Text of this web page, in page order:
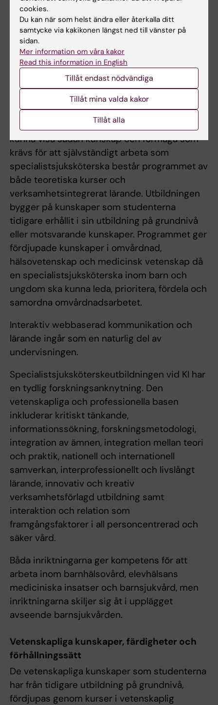
Innehåll och upplägg
Programmet omfattar totalt 60 högskolepoäng
(hp) varav kurser i huvudområdet omvårdnad
utgör huvuddelen. Huvudområdet omvårdnad
utgår från en humanistisk värdegrund och etik
för vårdande och tar sin utgångspunkt i
människans upplevelser, reaktioner och behov
i sin livssituation.
För att studenten efter utbildningen ska
kunna visa sådan kunskap och förmåga som
krävs för att självständigt arbeta som
specialistsjuksköterska består programmet av
både teoretiska kurser och
verksamhetsintegrerat lärande. Utbildningen
bygger på kunskaper som studenterna
tidigare erhållit i sin utbildning på grundnivå
eller motsvarande kunskaper. Programmet ger
fördjupade kunskaper i omvårdnad,
hälsovetenskap och medicinsk vetenskap då
en specialistsjuksköterska inom barn och
ungdom ska kunna leda, prioritera, fördela och
samordna omvårdnadsarbetet.
Interaktiv webbaserad kommunikation och
lärande ingår som en naturlig del av
undervisningen.
Specialistsjuksköterskeutbildningen vid KI har
en tydlig forskningsanknytning. Den
vetenskapliga och professionella basen
inkluderar kritiskt tänkande,
informationssökning, forskningsmetodologi,
integration av ämnen, integration mellan teori
och praktik, nationell och internationell
samverkan, interprofessionellt och livslångt
lärande, innovativ och kreativ
verksamhetsförlagd utbildning samt
interaktion och relation som
framgångsfaktorer i all personcentrerad och
säker vård.
Båda inriktningarna ger kompetens för att
arbeta inom barnhälsovård, elevhälsans
mediciniska insatser och barnsjukvård, men
inriktningarna skiljer sig åt i upplägget
avseende barnsjukvården.
Vetenskapliga kunskaper, färdigheter och
förhållningssätt
De vetenskapliga kunskaper som studenterna
har från tidigare utbildning på grundnivå,
fördjupas genom kurser i vetenskaplig
cookies.
Du kan när som helst ändra eller återkalla ditt
samtycke via kakikonen längst ned till vänster på
sidan.
Mer information om våra kakor
Read this information in English
Tillåt endast nödvändiga
Tillåt mina valda kakor
Tillåt alla